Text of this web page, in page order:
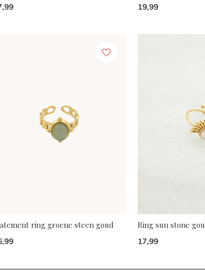
19,99
ring groene steen goud Ring sun stone
17,99